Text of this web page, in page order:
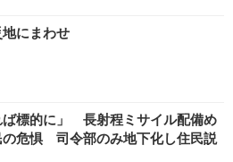
にまわせ
ば標的に」 長射程ミサイル配備め
の危惧 司令部のみ地下化し住民説